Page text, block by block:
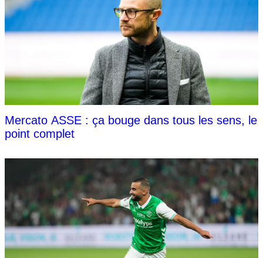
Mercato ASSE : ça bouge dans tous les sens, le
point complet